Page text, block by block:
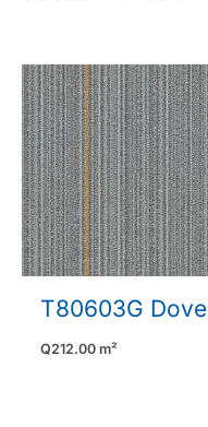
T80603G Dove
Q212.00m²